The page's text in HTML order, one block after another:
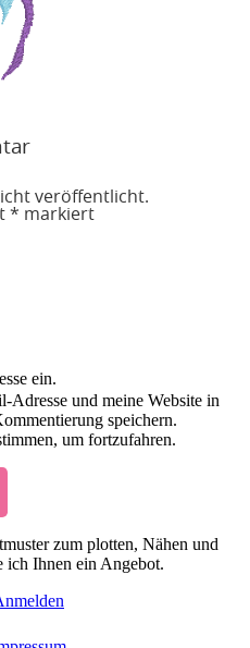
veröffentlicht.
* markiert
ein.
und meine Website in
speichern.
um fortzufahren.
zum plotten, Nähen und
ich Ihnen ein Angebot.